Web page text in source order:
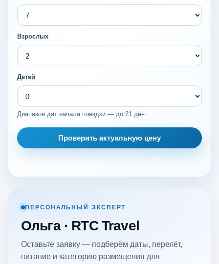
Взрослых
Детей
Диапазон дат начала поездки — до 21 дня.
Проверить актуальную цену
ПЕРСОНАЛЬНЫЙ ЭКСПЕРТ
Ольга · RTC Travel
Оставьте заявку — подберём даты, перелёт,
питание и категорию размещения для